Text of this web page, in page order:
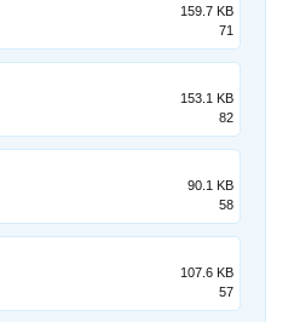
159.7 KB
71
153.1 KB
82
90.1 KB
58
107.6 KB
57